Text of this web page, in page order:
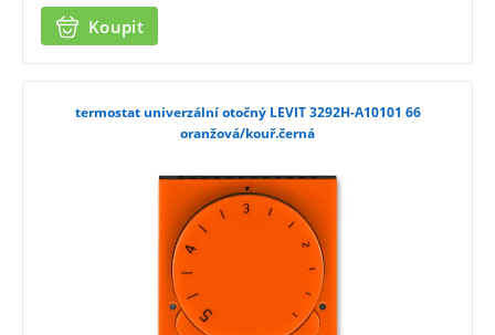
Koupit
termostat univerzální otočný LEVIT 3292H-A10101 66
oranžová/kouř.černá